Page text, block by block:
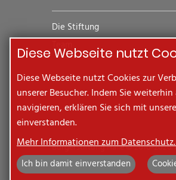
Die Stiftung
Team
Bürgerstiftung Halle © 2010-2026.
Diese Webseite nutzt
Diese Webseite nutzt Cookies zur
unserer Besucher. Indem Sie
navigieren, erklären Sie sich mit
einverstanden.
Mehr Informationen zum